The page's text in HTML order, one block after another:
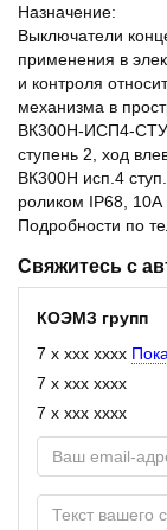
Назначение:
Выключатели
применения в
и контроля
механизма в
ВК300Н-ИСП4-
ступень 2, ход
ВК300Н исп.4
роликом IP68, 10А
Подробности по
Свяжитесь с
КОЭМЗ групп
7 x xxx xxxx
7 x xxx xxxx
7 x xxx xxxx